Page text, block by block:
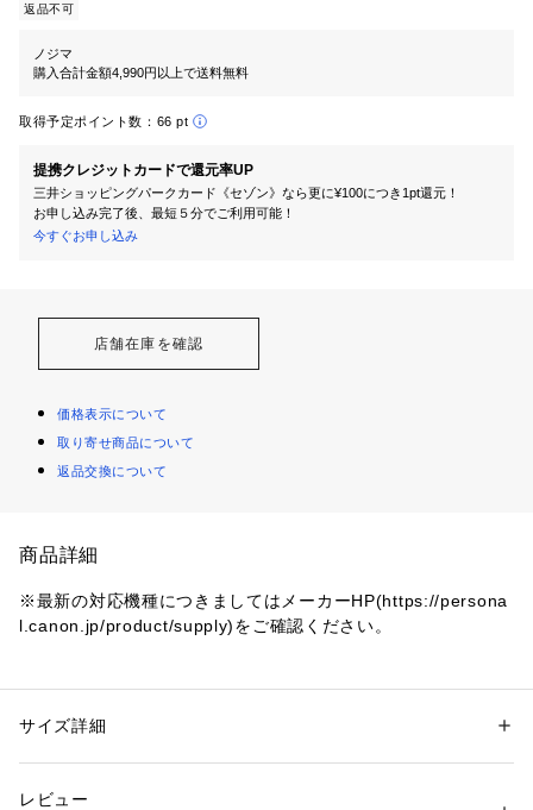
返品不可
ノジマ
購入合計金額4,990円以上で送料無料
取得予定ポイント数： 66 pt
提携クレジットカードで還元率UP
三井ショッピングパークカード《セゾン》なら更に¥100につき1pt還元！
お申し込み完了後、最短５分でご利用可能！
今すぐお申し込み
店舗在庫を確認
価格表示について
取り寄せ商品について
返品交換について
商品詳細
※最新の対応機種につきましてはメーカーHP(https://persona
l.canon.jp/product/supply)をご確認ください。
カテゴリー：
BCI351XL350XL5 （ショップ）
サイズ詳細
レビュー